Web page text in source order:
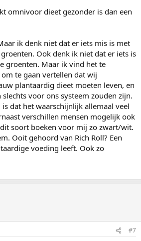
omnivoor dieet gezonder is dan een
ik denk niet dat er iets mis is met
Ook denk ik niet dat er iets is
groenten. Maar ik vind het te
te gaan vertellen dat wij
plantaardig dieet moeten leven, en
voor ons systeem zouden zijn.
dat het waarschijnlijk allemaal veel
verschillen mensen mogelijk ook
soort boeken voor mij zo zwart/wit.
Ooit gehoord van Rich Roll? Een
voeding leeft. Ook zo
#7